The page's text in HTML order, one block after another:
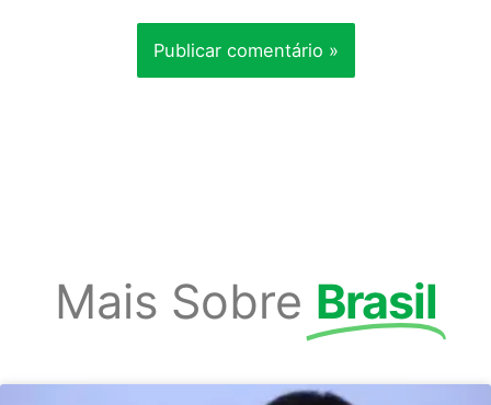
Mais Sobre Brasil